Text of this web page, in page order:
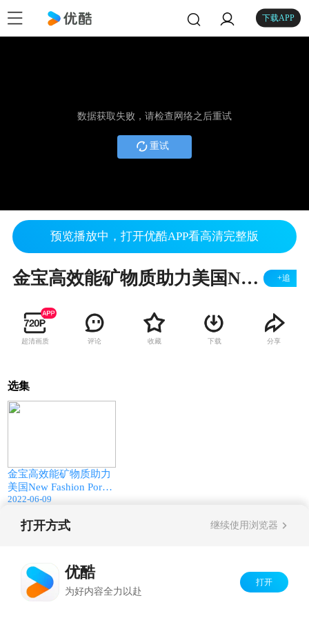
下载APP
数据获取失败，请检查网络之后重试
重试
预览播放中，打开优酷APP看高清完整版
金宝高效能矿物质助力美国New Fashion Pork猪场 +追
超清画质 评论 收藏 下载 分享
选集
金宝高效能矿物质助力
美国New Fashion Pork
猪场
2022-06-09
打开方式 继续使用浏览器
优酷
为好内容全力以赴
打开